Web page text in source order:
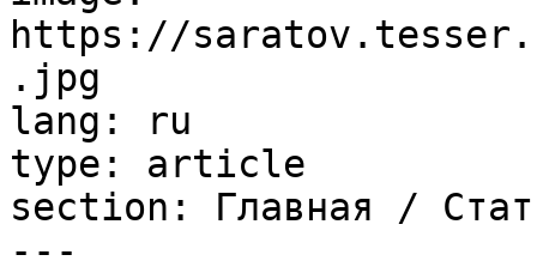
https://
.jpg
lang: ru
type: article
section: Главная /
---